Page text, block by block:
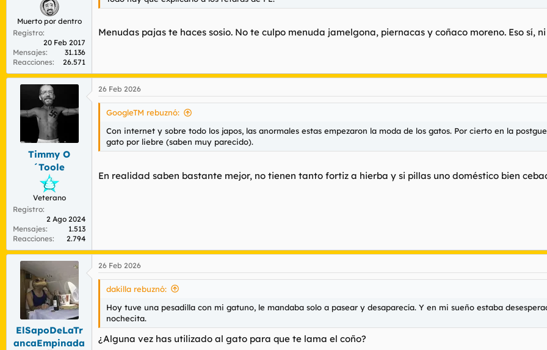
Muerto por dentro
Registro
20 Feb 2017
Mensajes
31.136
Reacciones
26.571
Menudas pajas te haces sosio. No te culpo menuda jamelgona, piernacas y coñaco moreno. Eso sí,
Timmy O
´Toole
Veterano
Registro
2 Ago 2024
Mensajes
1.513
Reacciones
2.794
26 Feb 2026
GoogleTM rebuznó:
Con internet y sobre todo los japos, las anormales estas empezaron la moda de los gatos. Por cierto en la
gato por liebre (saben muy parecido).
En realidad saben bastante mejor, no tienen tanto fortiz a hierba y si pillas uno doméstico bien
ElSapoDeLaTr
ancaEmpinada
26 Feb 2026
dakilla rebuznó:
Hoy tuve una pesadilla con mi gatuno, le mandaba solo a pasear y desaparecía. Y en mi sueño estaba
nochecita.
¿Alguna vez has utilizado al gato para que te lama el coño?